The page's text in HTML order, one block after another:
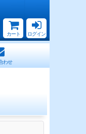
カート ログイン
わせ